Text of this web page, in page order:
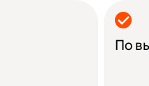
По